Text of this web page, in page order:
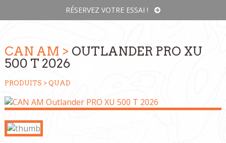
RÉSERVEZ VOTRE ESSAI !
CAN AM > OUTLANDER PRO XU
500 T 2026
PRODUITS > QUAD